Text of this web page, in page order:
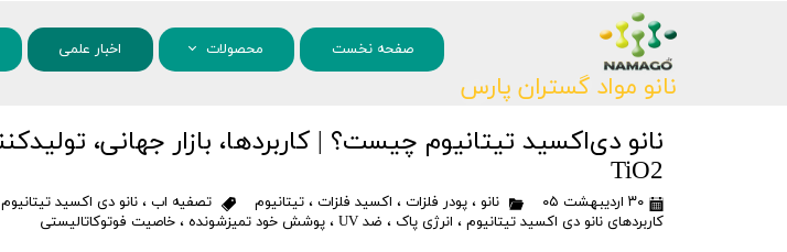
صفحه نخست محصولات
نانو مواد
اخبار علمی
نانو مواد گستران پارس
۰
TiO2
۳۰ اردیبهشت ۰۵ نانو ، پودر فلزات ، اکسید فلزات ، تیتانیوم تصفیه اب ، نانو دی اکسید تیتانیوم
کاربردهای نانو دی اکسید تیتانیوم ، انرژی پاک ، ضد UV ، پوشش خود تمیزشونده ، خاصیت فوتوکاتالیستی